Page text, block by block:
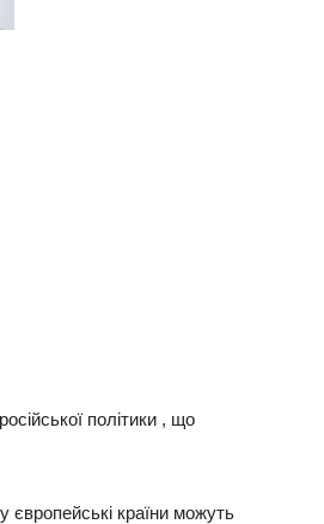
політики , що
європейські країни можуть